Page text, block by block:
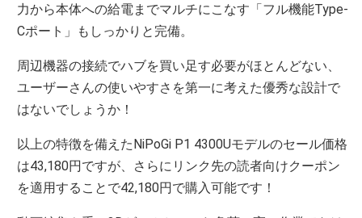
力から本体への給電までマルチにこなす「フル機能Type-
Cポート」もしっかりと完備。
周辺機器の接続でハブを買い足す必要がほとんどない、
ユーザーさんの使いやすさを第一に考えた優秀な設計で
はないでしょうか！
以上の特徴を備えたNiPoGi P1 4300Uモデルのセール価格
は43,180円ですが、さらにリンク先の読者向けクーポン
を適用することで42,180円で購入可能です！